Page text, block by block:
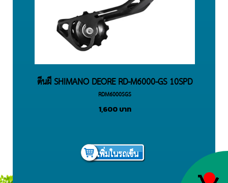
ตีนผี SHIMANO DEORE RD-M6000-GS 10SPD
RDM6000SGS
1,600 บาท
เพิ่มในรถเข็น